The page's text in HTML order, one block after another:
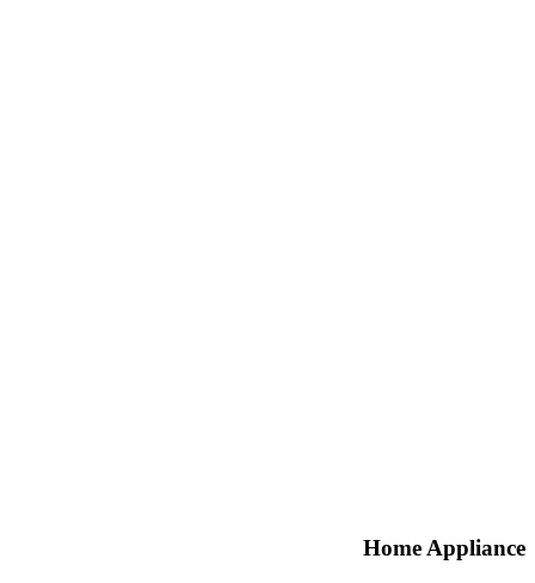
Home Appliance